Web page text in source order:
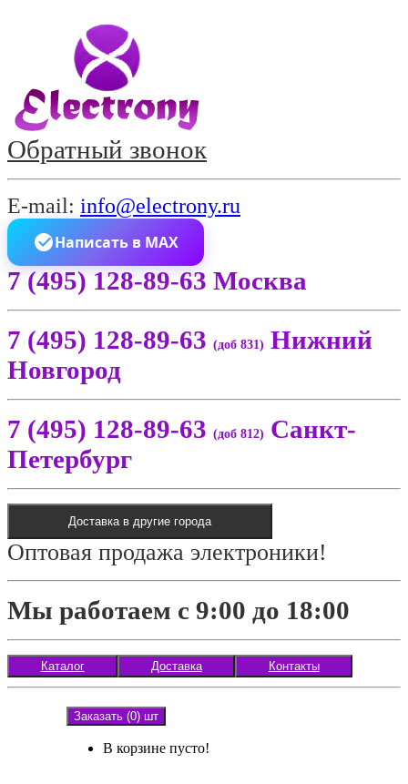
Обратный звонок
E-mail: info@electrony.ru
Написать в MAX
7 (495) 128-89-63 Москва
7 (495) 128-89-63 (доб 831) Нижний
Новгород
7 (495) 128-89-63 (доб 812) Санкт-
Петербург
Доставка в другие города
Оптовая продажа электроники!
Мы работаем с 9:00 до 18:00
Каталог Доставка Контакты
Заказать (0) шт
В корзине пусто!